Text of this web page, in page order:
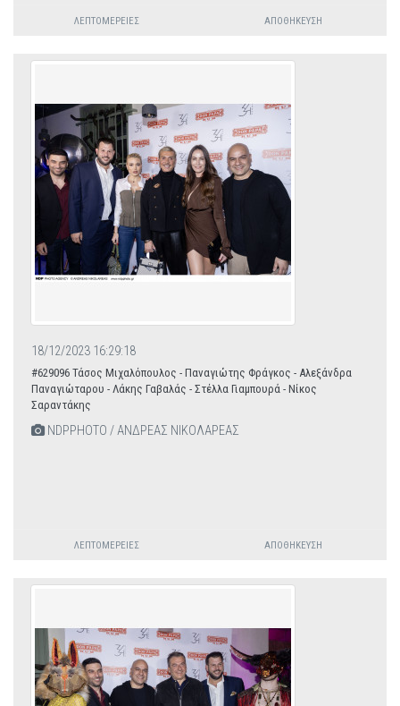
ΛΕΠΤΟΜΈΡΕΙΕΣ ΑΠΟΘΉΚΕΥΣΗ
18/12/2023 16:29:18
#629096 Τάσος Μιχαλόπουλος - Παναγιώτης Φράγκος - Αλεξάνδρα
Παναγιώταρου - Λάκης Γαβαλάς - Στέλλα Γιαμπουρά - Νίκος
Σαραντάκης
NDPPHOTO / ΑΝΔΡΕΑΣ ΝΙΚΟΛΑΡΕΑΣ
ΛΕΠΤΟΜΈΡΕΙΕΣ ΑΠΟΘΉΚΕΥΣΗ